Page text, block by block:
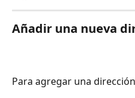
Añadir una nueva
Para agregar una